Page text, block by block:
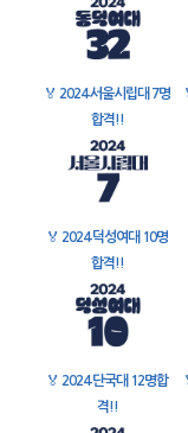
🏅 2024 서울시립대 7명
합격!!
🏅 2024 덕성여대 10명
합격!!
🏅 2024 단국대 12명합
격!!